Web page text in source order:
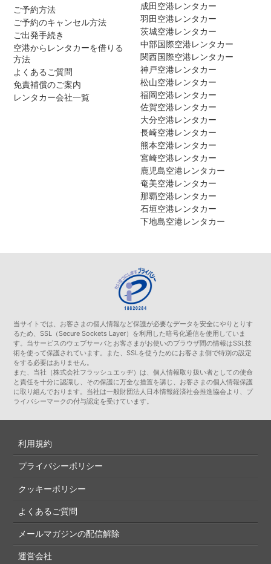
ご予約方法
ご予約のキャンセル方法
ご出発手続き
空港からレンタカーを借りる
方法
よくあるご質問
免責補償のご案内
レンタカー会社一覧
成田空港レンタカー
羽田空港レンタカー
茨城空港レンタカー
中部国際空港レンタカー
関西国際空港レンタカー
神戸空港レンタカー
松山空港レンタカー
福岡空港レンタカー
佐賀空港レンタカー
大分空港レンタカー
長崎空港レンタカー
熊本空港レンタカー
宮崎空港レンタカー
鹿児島空港レンタカー
奄美空港レンタカー
那覇空港レンタカー
石垣空港レンタカー
下地島空港レンタカー
当サイトでは、お客さまの個人情報など保護が必要なデータを安全にやりとりす
るため、SSL（Secure Sockets Layer）を利用した暗号化通信を使用していま
す。当サービスのウェブサーバとお客さまがお使いのブラウザ間の情報はSSL技
術を使って保護されています。また、SSLを使うためにお客さま側で特別の設定
をする必要はありません。
また、当社（株式会社フラッシュエッヂ）は、個人情報取り扱い者としての使命
と責任を十分に認識し、その保護に万全な措置を講じ、お客さまの個人情報保護
に取り組んでおります。当社は一般財団法人日本情報経済社会推進協会より、プ
ライバシーマークの付与認定を受けています。
利用規約
プライバシーポリシー
クッキーポリシー
よくあるご質問
メールマガジンの配信解除
運営会社